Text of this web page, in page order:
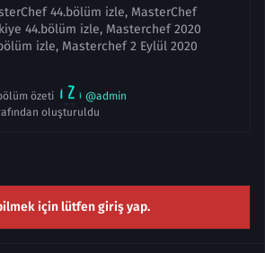
44.bölüm izle, MasterChef
44.bölüm izle, Masterchef 2020
izle, Masterchef 2 Eylül 2020
özeti
@admin
oluşturuldu
için lütfen giriş yap.